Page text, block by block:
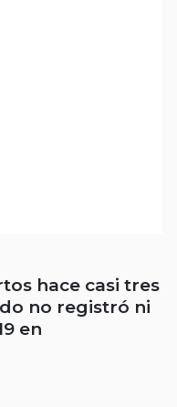
hace casi tres
no registró ni
en